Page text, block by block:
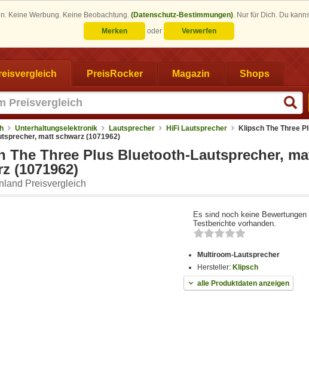
Keine Werbung. Keine Beobachtung. (Datenschutz-Bestimmungen). Nur für Dich. Du
Merken
oder Verwerfen
PreisRocker Magazin Shops
Unterhaltungselektronik Lautsprecher HiFi Lautsprecher
Klipsch The Three
matt schwarz (1071962)
The Three Plus Bluetooth-Lautsprecher,
(1071962)
Preisvergleich
Es sind noch keine Bewertungen
Testberichte vorhanden.
Multiroom-Lautsprecher
Hersteller: Klipsch
alle Produktdaten anzeigen